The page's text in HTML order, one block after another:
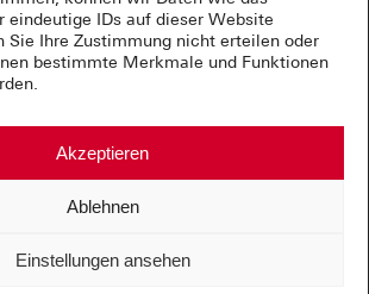
eindeutige IDs auf dieser Website
Sie Ihre Zustimmung nicht erteilen oder
bestimmte Merkmale und Funktionen
Akzeptieren
Ablehnen
Einstellungen ansehen